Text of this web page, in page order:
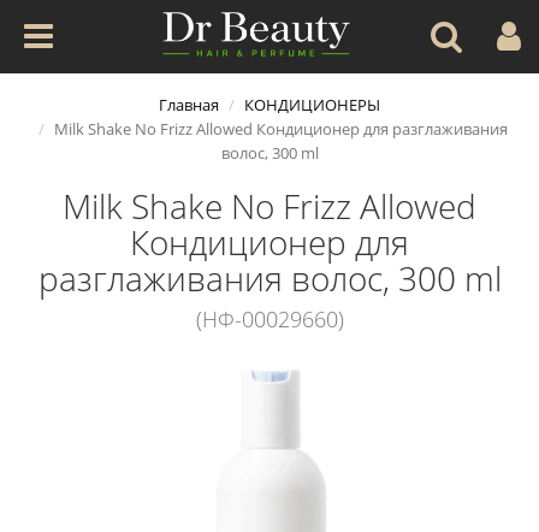
Главная
КОНДИЦИОНЕРЫ
Milk Shake No Frizz Allowed Кондиционер для разглаживания
волос, 300 ml
Milk Shake No Frizz Allowed
Кондиционер для
разглаживания волос, 300 ml
(НФ-00029660)